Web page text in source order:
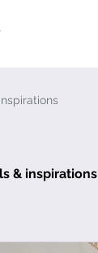
& inspirations